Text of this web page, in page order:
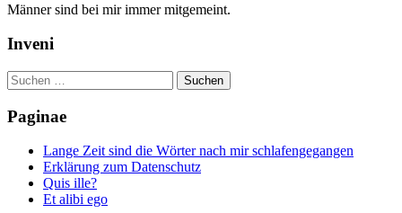
Männer sind bei mir immer mitgemeint.
Inveni
Suchen
nach:
Paginae
Lange Zeit sind die Wörter nach mir schlafengegangen
Erklärung zum Datenschutz
Quis ille?
Et alibi ego